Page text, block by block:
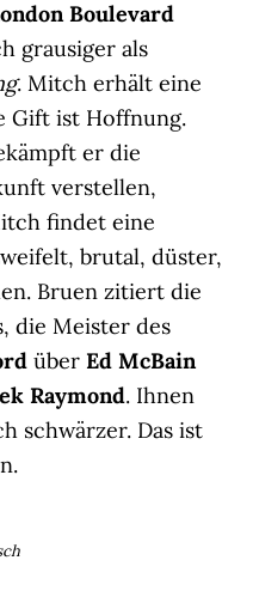
Boulevard
grausiger als
. Mitch erhält eine
Gift ist Hoffnung.
er die
verstellen,
findet eine
brutal, düster,
Bruen zitiert die
die Meister des
überEd McBain
Raymond. Ihnen
schwärzer. Das ist